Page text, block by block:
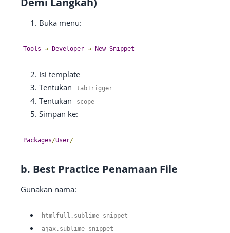
Buka menu:
Tools → Developer → New Snippet
Isi template
Tentukan
tabTrigger
Tentukan scope
Simpan ke:
Packages/User/
b. Best Practice Penamaan File
Gunakan nama:
htmlfull . sublime- snippet
ajax . sublime- snippet